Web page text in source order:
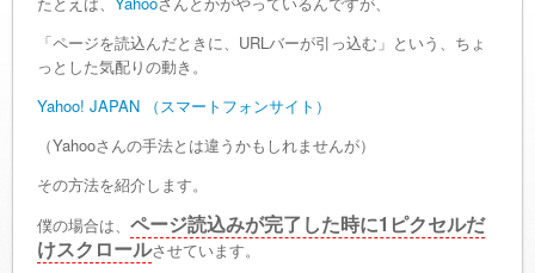
「ページを読込んだときに、URLバーが引っ込む」という、ちょ
っとした気配りの動き。
Yahoo! JAPAN （スマートフォンサイト）
（Yahooさんの手法とは違うかもしれませんが）
その方法を紹介します。
僕の場合は、 ページ読込みが完了した時に1ピクセルだ
けスクロールさせています。